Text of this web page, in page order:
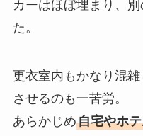
カーはほぼ埋まり、
た。
更衣室内もかなり混
させるのも一苦労。
あらかじめ自宅やホ